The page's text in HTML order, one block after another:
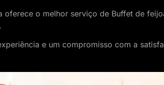
oferece o melhor serviço de Buffet de
e um compromisso com a